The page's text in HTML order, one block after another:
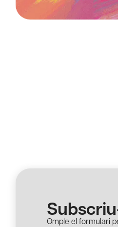
Omple el formulari